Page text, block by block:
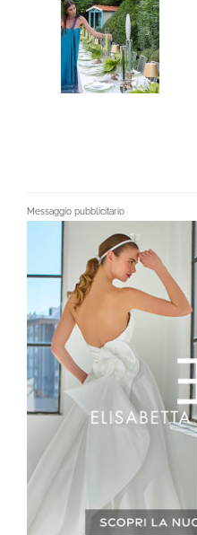
Messaggio pubblicitario